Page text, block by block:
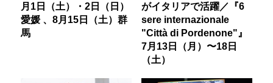
月1日（土）・2日（日）
愛媛 、8月15日（土）群
馬
がイタリアで活躍／『6
sere internazionale
"Città di Pordenone"』
7月13日（月）〜18日
（土）